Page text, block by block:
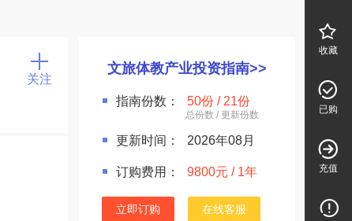
收藏
已购
充值
关注
文旅体教产业投资指南>>
指南份数： 50份 / 21份
更新时间： 2026年08月
订购费用： 9800元 / 1年
立即订购 在线客服